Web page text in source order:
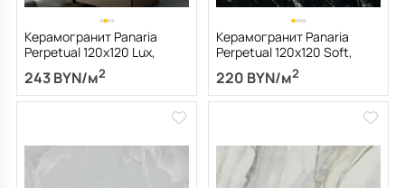
Керамогранит Panaria
Perpetual 120х120 Lux,
Onice Clear, 9 мм
243 BYN/м2
Керамогранит Panaria
Perpetual 120х120 Soft,
Belvedere Dark, 9 мм
220 BYN/м2